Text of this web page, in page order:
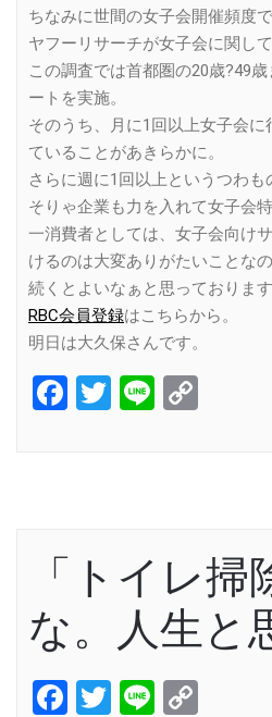
ちなみに世間の女子会開催頻度
ヤフーリサーチが女子会に関し
この調査では首都圏の20歳?49
ートを実施。
そのうち、月に1回以上女子会に
ていることがあきらかに。
さらに週に1回以上というつわも
そりゃ企業も力を入れて女子会
一消費者としては、女子会向け
けるのは大変ありがたいことな
続くとよいなぁと思っております
RBC会員登録はこちらから。
明日は大久保さんです。
Facebook
Twitter
Line
「トイレ掃
な。人生と
Facebook
Twitter
Line